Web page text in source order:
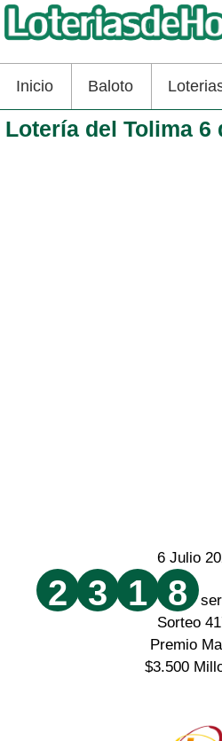
Inicio Baloto
Lotería del Tolima 6
6 Julio
2 3 1 8
Sorteo
Premio
$3.500